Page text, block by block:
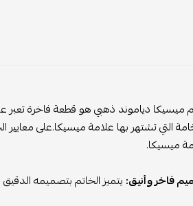
ميسيكا دياموند ذهبي هو قطعة فاخرة تعبر
التي تشتهر بها علامة ميسيكا.على
ميسيكا.
فاخر وأنيق: يتميز الخاتم بتصميمه